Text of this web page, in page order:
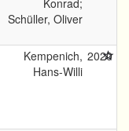
Konrad;
Schüller, Oliver
Kempenich,
Hans-Willi
2020